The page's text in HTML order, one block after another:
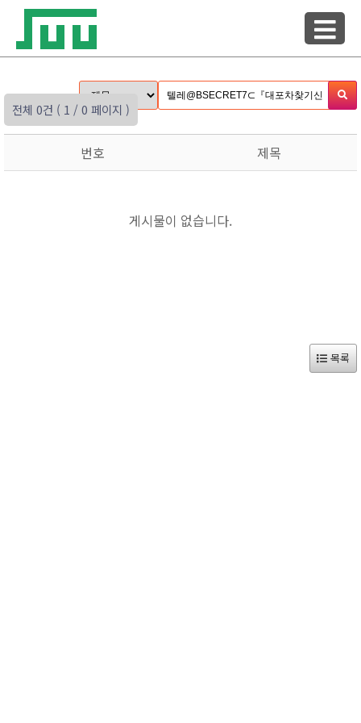
전체 0건 ( 1 / 0 페이지 )
번호 제목
게시물이 없습니다.
목록